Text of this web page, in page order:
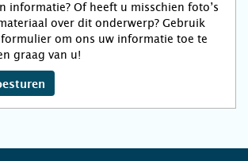
informatie? Of heeft u misschien foto’s
over dit onderwerp? Gebruik
om ons uw informatie toe te
graag van u!